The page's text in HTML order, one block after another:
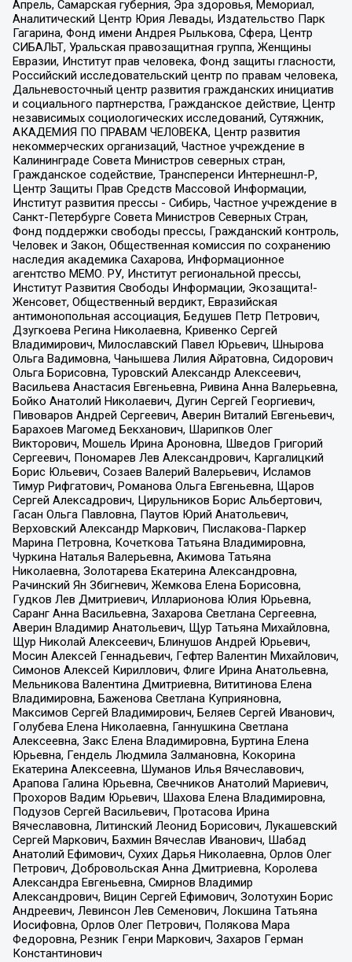
Апрель, Самарская губерния, Эра здоровья, Мемориал,
Аналитический Центр Юрия Левады, Издательство Парк
Гагарина, Фонд имени Андрея Рылькова, Сфера, Центр
СИБАЛЬТ, Уральская правозащитная группа, Женщины
Евразии, Институт прав человека, Фонд защиты гласности,
Российский исследовательский центр по правам человека,
Дальневосточный центр развития гражданских инициатив
и социального партнерства, Гражданское действие, Центр
независимых социологических исследований, Сутяжник,
АКАДЕМИЯ ПО ПРАВАМ ЧЕЛОВЕКА, Центр развития
некоммерческих организаций, Частное учреждение в
Калининграде Совета Министров северных стран,
Гражданское содействие, Трансперенси Интернешнл-Р,
Центр Защиты Прав Средств Массовой Информации,
Институт развития прессы - Сибирь, Частное учреждение в
Санкт-Петербурге Совета Министров Северных Стран,
Фонд поддержки свободы прессы, Гражданский контроль,
Человек и Закон, Общественная комиссия по сохранению
наследия академика Сахарова, Информационное
агентство МЕМО. РУ, Институт региональной прессы,
Институт Развития Свободы Информации, Экозащита!-
Женсовет, Общественный вердикт, Евразийская
антимонопольная ассоциация, Бедушев Петр Петрович,
Дзугкоева Регина Николаевна, Кривенко Сергей
Владимирович, Милославский Павел Юрьевич, Шнырова
Ольга Вадимовна, Чанышева Лилия Айратовна, Сидорович
Ольга Борисовна, Туровский Александр Алексеевич,
Васильева Анастасия Евгеньевна, Ривина Анна Валерьевна,
Бойко Анатолий Николаевич, Дугин Сергей Георгиевич,
Пивоваров Андрей Сергеевич, Аверин Виталий Евгеньевич,
Барахоев Магомед Бекханович, Шарипков Олег
Викторович, Мошель Ирина Ароновна, Шведов Григорий
Сергеевич, Пономарев Лев Александрович, Каргалицкий
Борис Юльевич, Созаев Валерий Валерьевич, Исламов
Тимур Рифгатович, Романова Ольга Евгеньевна, Щаров
Сергей Алексадрович, Цирульников Борис Альбертович,
Гасан Ольга Павловна, Паутов Юрий Анатольевич,
Верховский Александр Маркович, Пислакова-Паркер
Марина Петровна, Кочеткова Татьяна Владимировна,
Чуркина Наталья Валерьевна, Акимова Татьяна
Николаевна, Золотарева Екатерина Александровна,
Рачинский Ян Збигневич, Жемкова Елена Борисовна,
Гудков Лев Дмитриевич, Илларионова Юлия Юрьевна,
Саранг Анна Васильевна, Захарова Светлана Сергеевна,
Аверин Владимир Анатольевич, Щур Татьяна Михайловна,
Щур Николай Алексеевич, Блинушов Андрей Юрьевич,
Мосин Алексей Геннадьевич, Гефтер Валентин Михайлович,
Симонов Алексей Кириллович, Флиге Ирина Анатольевна,
Мельникова Валентина Дмитриевна, Вититинова Елена
Владимировна, Баженова Светлана Куприяновна,
Максимов Сергей Владимирович, Беляев Сергей Иванович,
Голубева Елена Николаевна, Ганнушкина Светлана
Алексеевна, Закс Елена Владимировна, Буртина Елена
Юрьевна, Гендель Людмила Залмановна, Кокорина
Екатерина Алексеевна, Шуманов Илья Вячеславович,
Арапова Галина Юрьевна, Свечников Анатолий Мариевич,
Прохоров Вадим Юрьевич, Шахова Елена Владимировна,
Подузов Сергей Васильевич, Протасова Ирина
Вячеславовна, Литинский Леонид Борисович, Лукашевский
Сергей Маркович, Бахмин Вячеслав Иванович, Шабад
Анатолий Ефимович, Сухих Дарья Николаевна, Орлов Олег
Петрович, Добровольская Анна Дмитриевна, Королева
Александра Евгеньевна, Смирнов Владимир
Александрович, Вицин Сергей Ефимович, Золотухин Борис
Андреевич, Левинсон Лев Семенович, Локшина Татьяна
Иосифовна, Орлов Олег Петрович, Полякова Мара
Федоровна, Резник Генри Маркович, Захаров Герман
Константинович